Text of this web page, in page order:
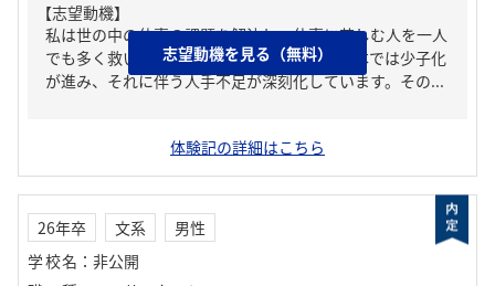
【志望動機】
私は世の中の仕事の課題を解決し、仕事に苦しむ人を一人
でも多く救いたいと考えています。昨今、日本では少子化
が進み、それに伴う人手不足が深刻化しています。その...
体験記の詳細はこちら
志望動機を見る（無料）
26年卒 文系
男性
学校名 ： 非公開